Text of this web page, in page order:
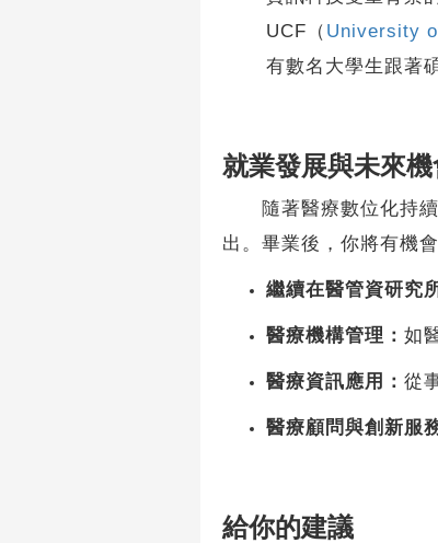
UCF（ University
有數名大學生跟著
就業發展與未來機
隨著醫療數位化持續
出。畢業後，你將有機
繼續在醫管資研究
醫療機構管理： 如
醫療資訊應用： 從
醫療顧問與創新服
給你的建議